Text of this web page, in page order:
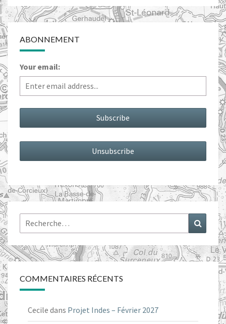
ABONNEMENT
Your email:
Rechercher :
COMMENTAIRES RÉCENTS
Cecile dans Projet Indes – Février 2027